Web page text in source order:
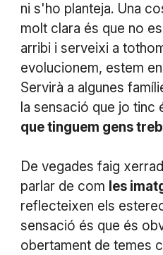
ni s'ho planteja. Una
molt clara és que no
arribi i serveixi a
evolucionem, estem
Servirà a algunes
la sensació que jo tinc
que tinguem gens
De vegades faig
parlar de com les
reflecteixen els
sensació és que és
obertament de temes